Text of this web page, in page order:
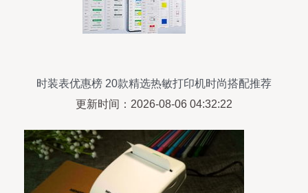
时装表优惠榜 20款精选热敏打印机时尚搭配推荐
更新时间：2026-08-06 04:32:22